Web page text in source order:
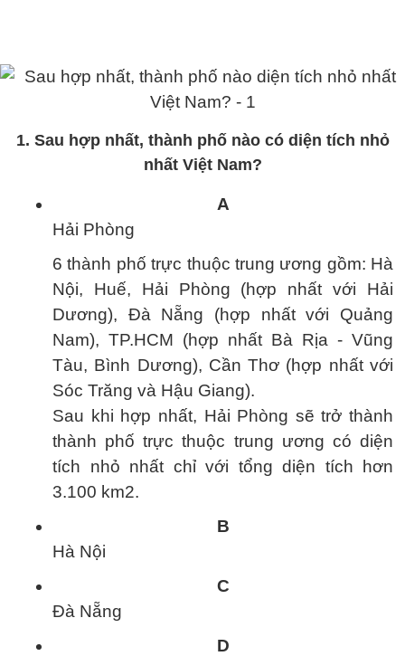
1. Sau hợp nhất, thành phố nào có diện tích nhỏ
nhất Việt Nam?
A
Hải Phòng
6 thành phố trực thuộc trung ương gồm: Hà
Nội, Huế, Hải Phòng (hợp nhất với Hải
Dương), Đà Nẵng (hợp nhất với Quảng
Nam), TP.HCM (hợp nhất Bà Rịa - Vũng
Tàu, Bình Dương), Cần Thơ (hợp nhất với
Sóc Trăng và Hậu Giang).
Sau khi hợp nhất, Hải Phòng sẽ trở thành
thành phố trực thuộc trung ương có diện
tích nhỏ nhất chỉ với tổng diện tích hơn
3.100 km2.
B
Hà Nội
C
Đà Nẵng
D